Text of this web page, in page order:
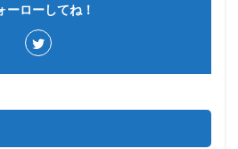
ーローしてね！